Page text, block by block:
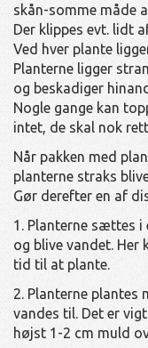
skån-somme måde
Der klippes evt. lidt
Ved hver plante
Planterne ligger
og beskadiger
Nogle gange kan
intet, de skal nok
Når pakken med
planterne straks
Gør derefter en af
1. Planterne sættes
og blive vandet. Her
tid til at plante.
2. Planterne plantes
vandes til. Det er
højst 1-2 cm muld